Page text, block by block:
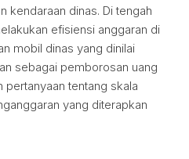
kendaraan dinas. Di tengah
efisiensi anggaran di
mobil dinas yang dinilai
sebagai pemborosan uang
pertanyaan tentang skala
yang diterapkan